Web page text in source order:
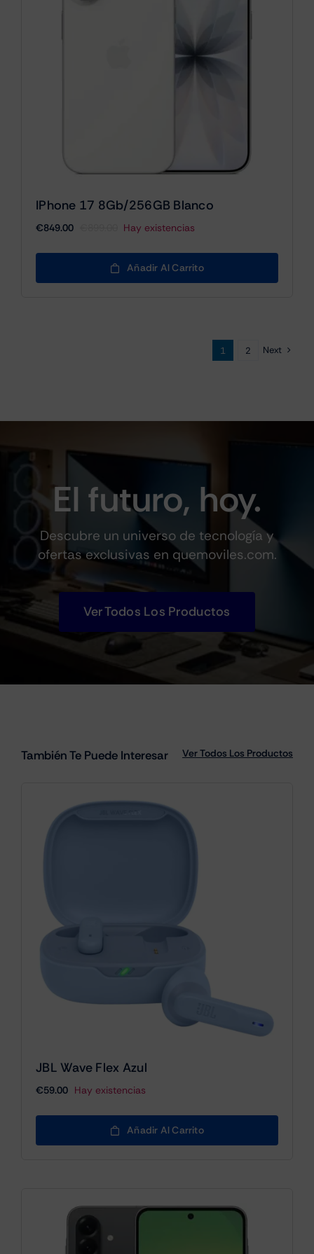
IPhone 17 8Gb/256GB Blanco
precio
original
era:
€849.00
precio
actual
es:
Hay existencias
Añadir Al Carrito
1 2 Next
El futuro, hoy.
Descubre un universo de tecnología y
ofertas exclusivas en quemoviles.com.
Ver Todos Los Productos
También Te Puede Interesar Ver Todos Los Productos
JBL Wave Flex Azul
€59.00 Hay existencias
Añadir Al Carrito